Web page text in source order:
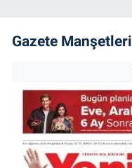
Gazete Manşetleri